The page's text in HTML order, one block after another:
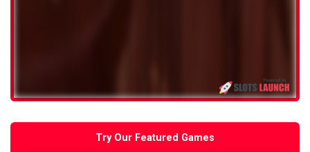
Try Our Featured Games